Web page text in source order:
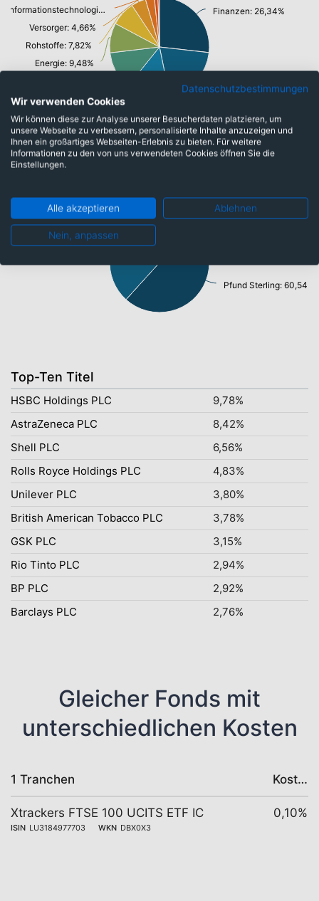
Finanzen: 26,34%
Konsumgüter: 19,67%
Industrie: 13,76%
Energie: 9,48%
Rohstoffe: 7,82%
Versorger: 4,66%
Informationstechnologie/ Telekommunikation: 2,83%
Währungen
Pfund Sterling: 60,54%
Euro: 8,29%
Schweizer Franken: 0,39%
Top-Ten Titel
HSBC Holdings PLC
9,78%
AstraZeneca PLC
8,42%
Shell PLC
6,56%
Rolls Royce Holdings PLC
4,83%
Unilever PLC
3,80%
British American Tobacco PLC
3,78%
GSK PLC
3,15%
Rio Tinto PLC
2,94%
BP PLC
2,92%
Barclays PLC
2,76%
Gleicher Fonds mit
unterschiedlichen Kosten
1 Tranchen Kosten
Xtrackers FTSE 100 UCITS ETF IC
ISIN LU3184977703 WKN DBX0X3
0,10%
Datenschutzbestimmungen
Wir verwenden Cookies
Wir können diese zur Analyse unserer Besucherdaten platzieren, um
unsere Webseite zu verbessern, personalisierte Inhalte anzuzeigen und
Ihnen ein großartiges Webseiten-Erlebnis zu bieten. Für weitere
Informationen zu den von uns verwendeten Cookies öffnen Sie die
Einstellungen.
Alle akzeptieren Ablehnen
Nein, anpassen